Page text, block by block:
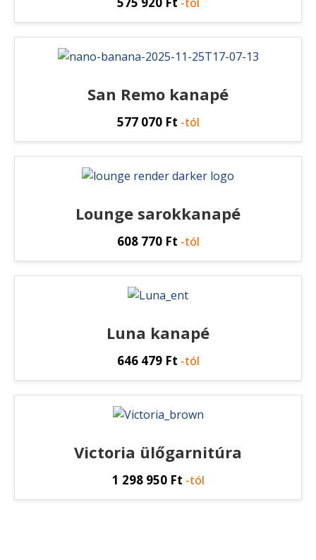
San Remo kanapé
577 070 Ft -tól
Lounge sarokkanapé
608 770 Ft -tól
Luna kanapé
646 479 Ft -tól
Victoria ülőgarnitúra
1 298 950 Ft -tól